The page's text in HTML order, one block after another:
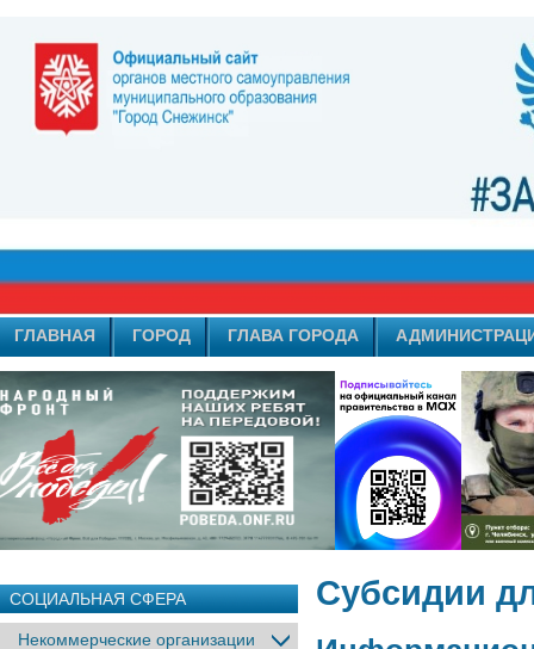
ГЛАВНАЯ ГОРОД ГЛАВА ГОРОДА
СОЦИАЛЬНАЯ СФЕРА
Некоммерческие организации
Субсидии